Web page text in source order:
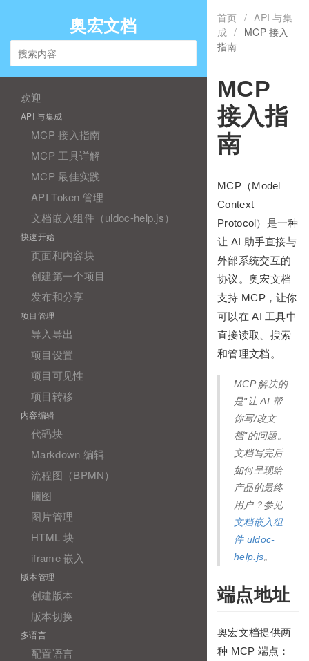
奥宏文档
欢迎
API 与集成
MCP 接入指南
MCP 工具详解
MCP 最佳实践
API Token 管理
文档嵌入组件（uldoc-help.js）
快速开始
页面和内容块
创建第一个项目
发布和分享
项目管理
导入导出
项目设置
项目可见性
项目转移
内容编辑
代码块
Markdown 编辑
流程图（BPMN）
脑图
图片管理
HTML 块
iframe 嵌入
版本管理
创建版本
版本切换
多语言
配置语言
首页 / API 与集
成 / MCP 接入
指南
MCP
接入指
南
MCP（Model
Context
Protocol）是一种
让 AI 助手直接与
外部系统交互的
协议。奥宏文档
支持 MCP，让你
可以在 AI 工具中
直接读取、搜索
和管理文档。
MCP 解决的
是"让 AI 帮
你写/改文
档"的问题。
文档写完后
如何呈现给
产品的最终
用户？参见
文档嵌入组
件 uldoc-
help.js。
端点地址
奥宏文档提供两
种 MCP 端点：